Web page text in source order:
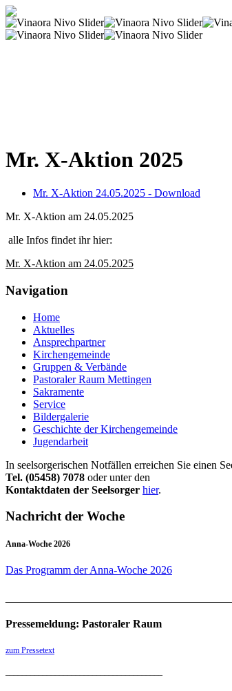
Mr. X-Aktion 2025
Mr. X-Aktion 24.05.2025 - Download
Mr. X-Aktion am 24.05.2025
alle Infos findet ihr hier:
Mr. X-Aktion am 24.05.2025
Navigation
Home
Aktuelles
Ansprechpartner
Kirchengemeinde
Gruppen & Verbände
Pastoraler Raum Mettingen
Sakramente
Service
Bildergalerie
Geschichte der Kirchengemeinde
Jugendarbeit
In seelsorgerischen Notfällen erreichen Sie einen
Tel. (05458) 7078 oder unter den
Kontaktdaten der Seelsorger hier.
Nachricht der Woche
Anna-Woche 2026
Das Programm der Anna-Woche 2026
Pressemeldung: Pastoraler Raum
zum Pressetext